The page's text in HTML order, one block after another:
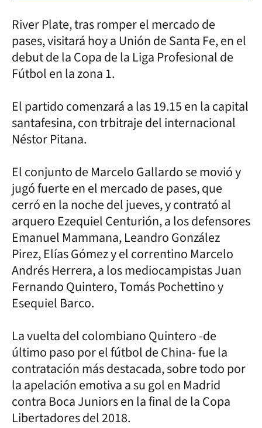
River Plate, tras romper el mercado de
pases, visitará hoy a Unión de Santa Fe, en el
debut de la Copa de la Liga Profesional de
Fútbol en la zona 1.
El partido comenzará a las 19.15 en la capital
santafesina, con trbitraje del internacional
Néstor Pitana.
El conjunto de Marcelo Gallardo se movió y
jugó fuerte en el mercado de pases, que
cerró en la noche del jueves, y contrató al
arquero Ezequiel Centurión, a los defensores
Emanuel Mammana, Leandro González
Pirez, Elías Gómez y el correntino Marcelo
Andrés Herrera, a los mediocampistas Juan
Fernando Quintero, Tomás Pochettino y
Esequiel Barco.
La vuelta del colombiano Quintero -de
último paso por el fútbol de China- fue la
contratación más destacada, sobre todo por
la apelación emotiva a su gol en Madrid
contra Boca Juniors en la final de la Copa
Libertadores del 2018.